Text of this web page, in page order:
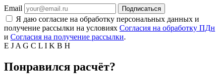
Email Подписаться
Я даю согласие на обработку персональных данных и
получение рассылки на условиях Согласия на обработку ПДн
и Согласия на получение рассылки.
E J A G C L I K B H
Понравился расчёт?